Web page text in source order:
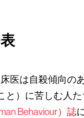
医は自殺傾向の
）に苦しむ人
Behaviour）誌